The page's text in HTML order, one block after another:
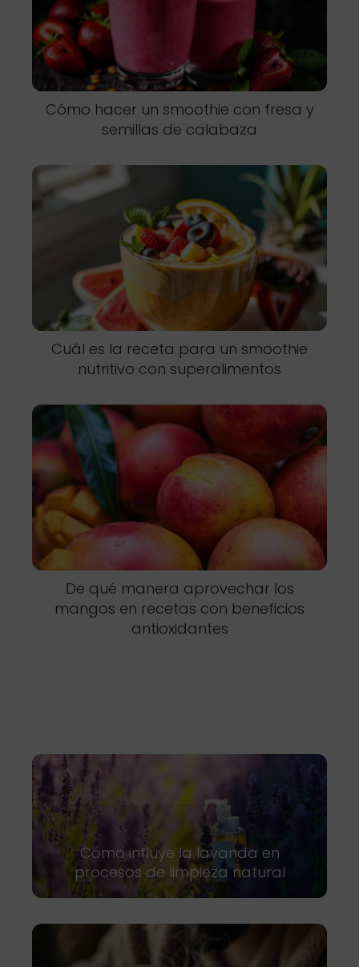
Cómo hacer un smoothie con fresa y
semillas de calabaza
Cuál es la receta para un smoothie
nutritivo con superalimentos
De qué manera aprovechar los
mangos en recetas con beneficios
antioxidantes
Cómo influye la lavanda en
procesos de limpieza natural